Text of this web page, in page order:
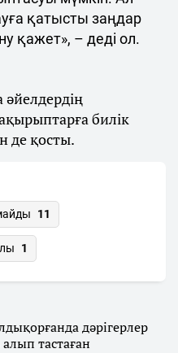
қатысты заңдар
қажет», – деді ол.
билік
де қосты.
11
1
дәрігерлер
тастаған